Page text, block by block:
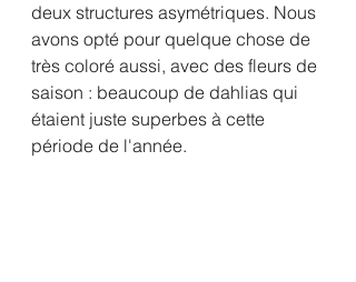
deux structures asymétriques. Nous
avons opté pour quelque chose de
très coloré aussi, avec des fleurs de
saison : beaucoup de dahlias qui
étaient juste superbes à cette
période de l'année.